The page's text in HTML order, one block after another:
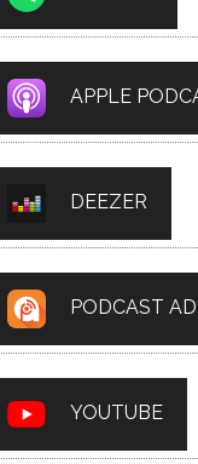
APPLE
DEEZER
PODCAST
YOUTUBE